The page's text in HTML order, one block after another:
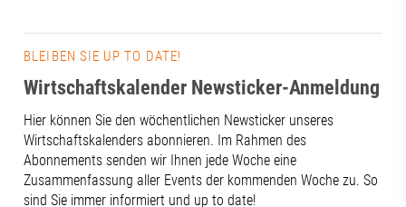
BLEIBEN SIE UP TO DATE!
Wirtschaftskalender Newsticker-Anmeldung
Hier können Sie den wöchentlichen Newsticker unseres
Wirtschaftskalenders abonnieren. Im Rahmen des
Abonnements senden wir Ihnen jede Woche eine
Zusammenfassung aller Events der kommenden Woche zu. So
sind Sie immer informiert und up to date!